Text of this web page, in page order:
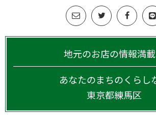
地元のお店の情報満載
あなたのまちのくらし
東京都練馬区